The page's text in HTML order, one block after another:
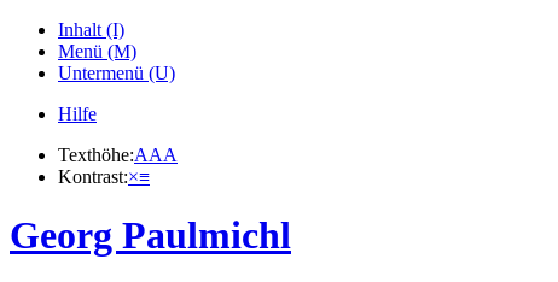
Inhalt (I)
Menü (M)
Untermenü (U)
Hilfe
Texthöhe:AAA
Kontrast:×≡
Georg Paulmichl